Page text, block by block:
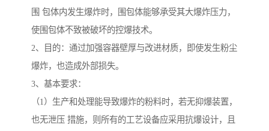
围 包体内发生爆炸时，围包体能够承受其大爆炸压力，
使围包体不致被破坏的控爆技术。
2、目的：通过加强容器壁厚与改进材质，即使发生粉尘
爆炸，也造成外部损失。
3、基本要求：
（1）生产和处理能导致爆炸的粉料时，若无抑爆装置，
也无泄压 措施，则所有的工艺设备应采用抗爆设计，且